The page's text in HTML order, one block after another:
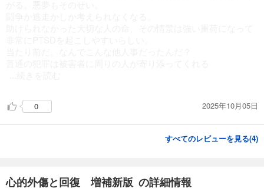
0 2025年10月05日
すべてのレビューを見る(4)
心的外傷と回復 増補新版 の詳細情報